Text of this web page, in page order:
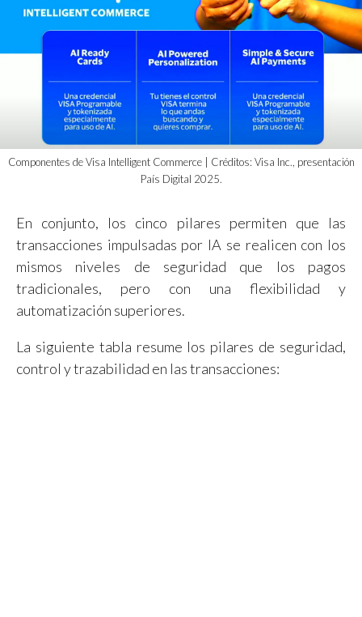
Componentes de Visa Intelligent Commerce | Créditos: Visa Inc., presentación
País Digital 2025.
En conjunto, los cinco pilares permiten que las
transacciones impulsadas por IA se realicen con los
mismos niveles de seguridad que los pagos
tradicionales, pero con una flexibilidad y
automatización superiores.
La siguiente tabla resume los pilares de seguridad,
control y trazabilidad en las transacciones: